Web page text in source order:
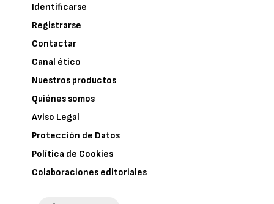
Identificarse
Registrarse
Contactar
Canal ético
Nuestros productos
Quiénes somos
Aviso Legal
Protección de Datos
Política de Cookies
Colaboraciones editoriales